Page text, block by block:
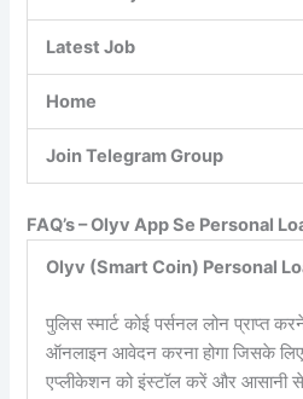
Latest Job
Home
Join Telegram Group
FAQ’s – Olyv App Se Personal
Olyv (Smart Coin) Personal
पुलिस स्मार्ट कोई पर्सनल लोन प्राप्त
ऑनलाइन आवेदन करना होगा जिसके
एप्लीकेशन को इंस्टॉल करें और आसानी